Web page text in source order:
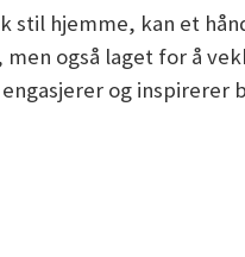
stil hjemme, kan et
også laget for å
og inspirerer